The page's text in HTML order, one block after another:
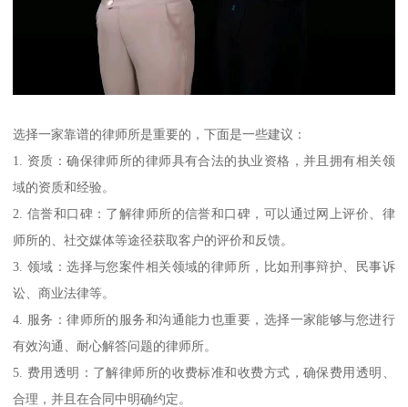
选择一家靠谱的律师所是重要的，下面是一些建议：
1. 资质：确保律师所的律师具有合法的执业资格，并且拥有相关领
域的资质和经验。
2. 信誉和口碑：了解律师所的信誉和口碑，可以通过网上评价、律
师所的、社交媒体等途径获取客户的评价和反馈。
3. 领域：选择与您案件相关领域的律师所，比如刑事辩护、民事诉
讼、商业法律等。
4. 服务：律师所的服务和沟通能力也重要，选择一家能够与您进行
有效沟通、耐心解答问题的律师所。
5. 费用透明：了解律师所的收费标准和收费方式，确保费用透明、
合理，并且在合同中明确约定。